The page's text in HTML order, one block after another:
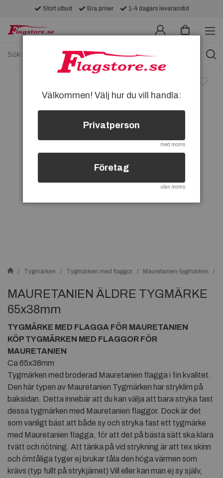
Stort utbud Bra priser 1-4 dagars leveranstid
Tygmärken Tygmärken med flaggor Mauretanien-tygmärken
MAURETANIEN ÄLDRE TYGMÄRKE
65x38mm
TYGMÄRKE MED FLAGGA FÖR MAURETANIEN
KÖP TYGMÄRKEN MED FLAGGOR FÖR
MAURETANIEN
Ca 65x38mm
Tygmärken med broderad Mauretanien flagga i fin kvalitet.
Den här typen av Mauretanien Tygmärken har stryklim på
baksidan. Detta innebär att du kan välja att bara stryka fast
dessa tygmärken med Mauretanien flaggor. Dock är det
som vanligt bäst att både sy och stryka fast ett tygmärke
med Mauretanien flagga, för att det på bästa sätt ska klara
tvätt och nötning. Att tänka på vid strykning är att tex skinn
och ömtåliga tyger ej brukar tåla den höga värmen som
krävs (typ fullt på strykjärnet) Vill eller kan man ej sy själv,
Välkommen! Välj hur du vill handla:
Privatperson
med moms
Företag
utan moms